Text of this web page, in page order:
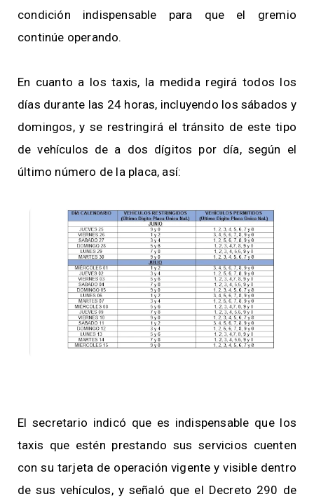
condición indispensable para que el gremio
continúe operando.
En cuanto a los taxis, la medida regirá todos los
días durante las 24 horas, incluyendo los sábados y
domingos, y se restringirá el tránsito de este tipo
de vehículos de a dos dígitos por día, según el
último número de la placa, así:
El secretario indicó que es indispensable que los
taxis que estén prestando sus servicios cuenten
con su tarjeta de operación vigente y visible dentro
de sus vehículos, y señaló que el Decreto 290 de